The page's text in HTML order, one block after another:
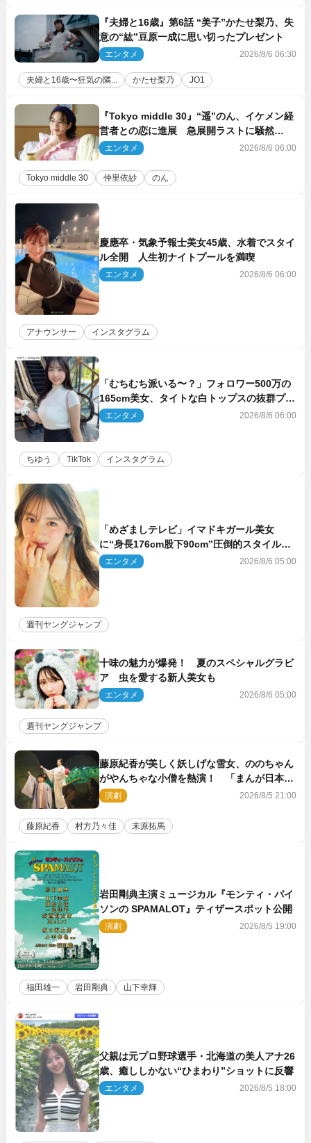
『夫婦と16歳』第6話 “美子”かたせ梨乃、失
意の“紘”豆原一成に思い切ったプレゼント
エンタメ 2026/8/6 06:30
夫婦と16歳〜狂気の隣... かたせ梨乃 JO1
『Tokyo middle 30』“遥”のん、イケメン経
営者との恋に進展 急展開ラストに騒然
「え…いきなり」「嫌な予感」
エンタメ 2026/8/6 06:00
Tokyo middle 30 仲里依紗 のん
慶應卒・気象予報士美女45歳、水着でスタイ
ル全開 人生初ナイトプールを満喫
エンタメ 2026/8/6 06:00
アナウンサー インスタグラム
「むちむち派いる〜？」フォロワー500万の
165cm美女、タイトな白トップスの抜群プロ
ポーションにネット衝撃
エンタメ 2026/8/6 06:00
ちゆう TikTok インスタグラム
「めざましテレビ」イマドキガール美女
に“身長176cm股下90cm”圧倒的スタイルの
美女も ヤンジャン最新号
エンタメ 2026/8/6 05:00
週刊ヤングジャンプ
十味の魅力が爆発！ 夏のスペシャルグラビ
ア 虫を愛する新人美女も
エンタメ 2026/8/6 05:00
週刊ヤングジャンプ
藤原紀香が美しく妖しげな雪女、ののちゃん
がやんちゃな小僧を熱演！ 「まんが日本昔
ばなし」劇場開幕
演劇 2026/8/5 21:00
藤原紀香 村方乃々佳 末原拓馬
岩田剛典主演ミュージカル『モンティ・パイ
ソンの SPAMALOT』ティザースポット公開
演劇 2026/8/5 19:00
福田雄一 岩田剛典 山下幸輝
父親は元プロ野球選手・北海道の美人アナ26
歳、癒ししかない“ひまわり”ショットに反響
エンタメ 2026/8/5 18:00